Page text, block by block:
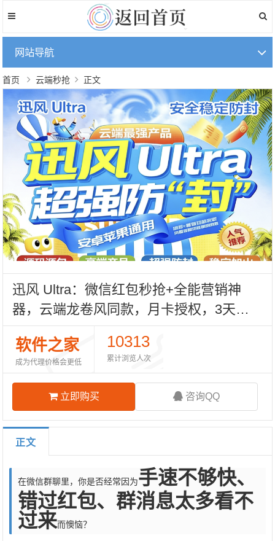
网站导航
首页 云端秒抢 正文
迅风 Ultra：微信红包秒抢+全能营销神
器，云端龙卷风同款，月卡授权，3天退
换无忧！
软件之家
成为代理价格会更低
10313
累计浏览人次
立即购买 咨询QQ
正文
在微信群聊里，你是否经常因为手速不够快、
错过红包、群消息太多看不
过来而懊恼？